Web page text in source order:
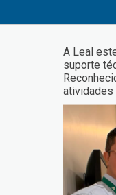
A Leal
suporte
atividades